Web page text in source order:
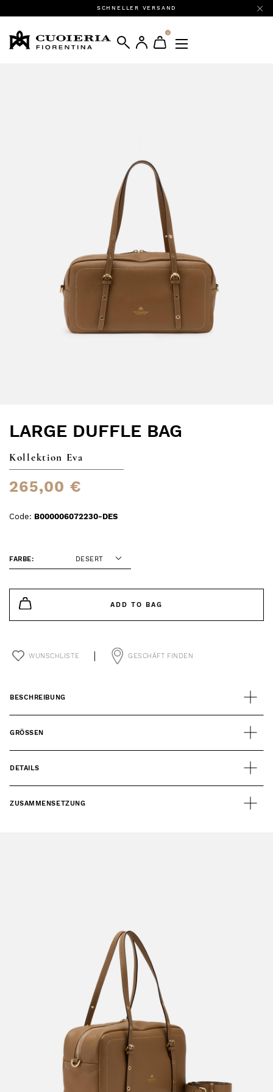
SCHNELLER VERSAND
0
LARGE DUFFLE BAG
Kollektion Eva
265,00 €
Code: B000006072230-DES
FARBE: DESERT
ADD TO BAG
WUNSCHLISTE GESCHÄFT FINDEN
BESCHREIBUNG
GRÖSSEN
DETAILS
ZUSAMMENSETZUNG